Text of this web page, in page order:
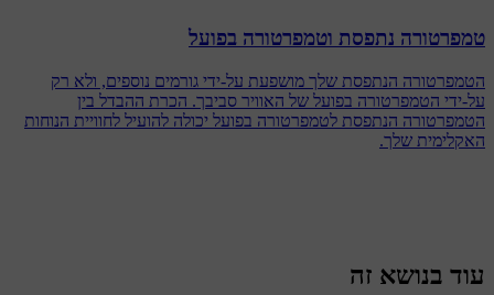
טמפרטורה נתפסת וטמפרטורה בפועל
הטמפרטורה הנתפסת שלך מושפעת על-ידי גורמים נוספים, ולא רק
על-ידי הטמפרטורה בפועל של האוויר סביבך. הכרת ההבדל בין
הטמפרטורה הנתפסת לטמפרטורה בפועל יכולה להועיל לחוויית הנוחות
האקלימית שלך.
עוד בנושא זה